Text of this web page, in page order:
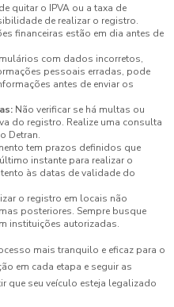
quitar o IPVA ou a taxa de
de realizar o registro.
financeiras estão em dia antes de
com dados incorretos,
pessoais erradas, pode
antes de enviar os
Não verificar se há multas ou
do registro. Realize uma consulta
Detran.
tem prazos definidos que
instante para realizar o
às datas de validade do
o registro em locais não
posteriores. Sempre busque
instituições autorizadas.
mais tranquilo e eficaz para o
em cada etapa e seguir as
que seu veículo esteja legalizado